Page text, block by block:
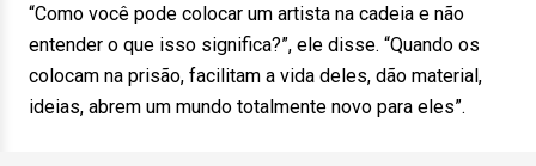
“Como você pode colocar um artista na cadeia e não
entender o que isso significa?”, ele disse. “Quando os
colocam na prisão, facilitam a vida deles, dão material,
ideias, abrem um mundo totalmente novo para eles”.